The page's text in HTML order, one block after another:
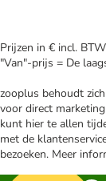
Prijzen in € incl.
"Van"-prijs = De
zooplus behoudt
voor direct
kunt hier te allen
met de
bezoeken. Meer